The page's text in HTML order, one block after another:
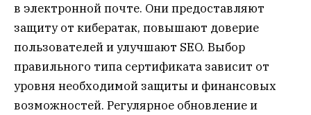
в электронной почте. Они предоставляют
защиту от кибератак, повышают доверие
пользователей и улучшают SEO. Выбор
правильного типа сертификата зависит от
уровня необходимой защиты и финансовых
возможностей. Регулярное обновление и